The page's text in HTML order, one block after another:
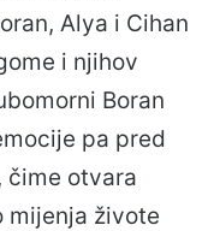
Alya i Cihan
i njihov
Boran
pa pred
čime otvara
mijenja živote